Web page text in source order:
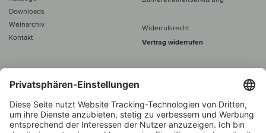
Downloads
Weinarchiv
Kontakt
Widerrufsrecht
Vertrag widerrufen
Alle Preise inkl. MwSt., zzgl. 5 €
60 € versand­kosten­